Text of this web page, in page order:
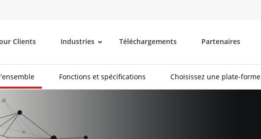
Clients Industries Téléchargements Partenaires
Fonctions et spécifications Choisissez une plate-forme